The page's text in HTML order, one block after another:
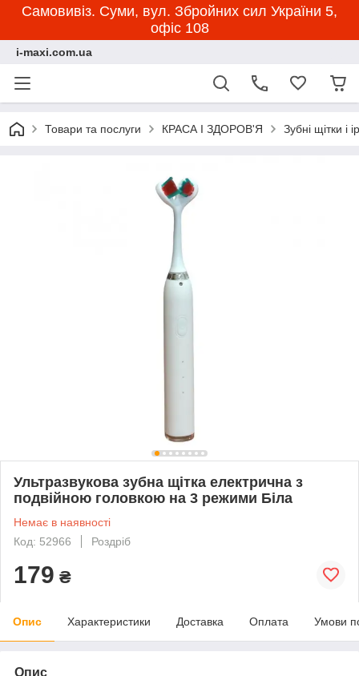
Самовивіз. Суми, вул. Збройних сил України 5,
офіс 108
i-maxi.com.ua
Товари та послуги КРАСА І ЗДОРОВ'Я Зубні щітки і
Ультразвукова зубна щітка електрична з
подвійною головкою на 3 режими Біла
Немає в наявності
Код: 52966
Роздріб
179 ₴
Опис Характеристики Доставка Оплата Умови
Опис